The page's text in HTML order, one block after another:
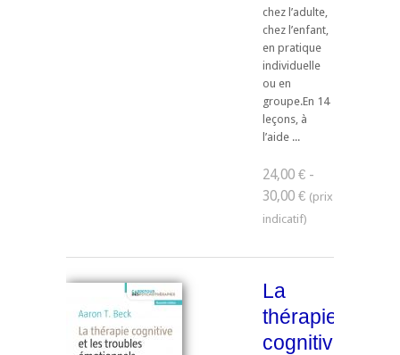
chez l’adulte,
chez l’enfant,
en pratique
individuelle
ou en
groupe.En 14
leçons, à
l’aide ...
24,00 € -
30,00 €
La
thérapie
cognitive